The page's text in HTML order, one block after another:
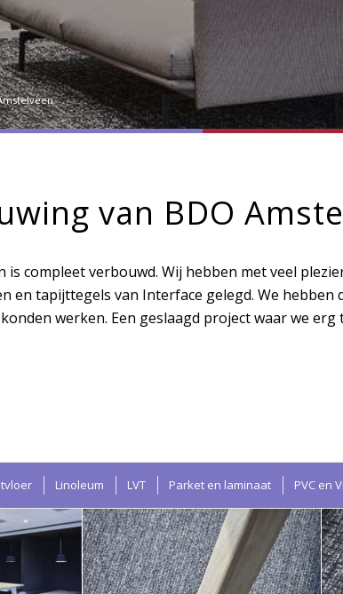
van BDO
compleet verbouwd. Wij hebben met veel
en tapijttegels van Interface gelegd. We
werken. Een geslaagd project waar we erg
Linoleum LVT Parket en laminaat PVC en